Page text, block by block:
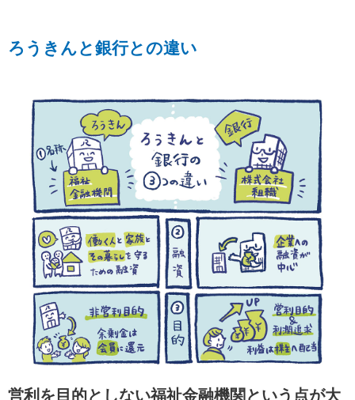
ろうきんと銀行との違い
営利を目的としない福祉金融機関 という点が大